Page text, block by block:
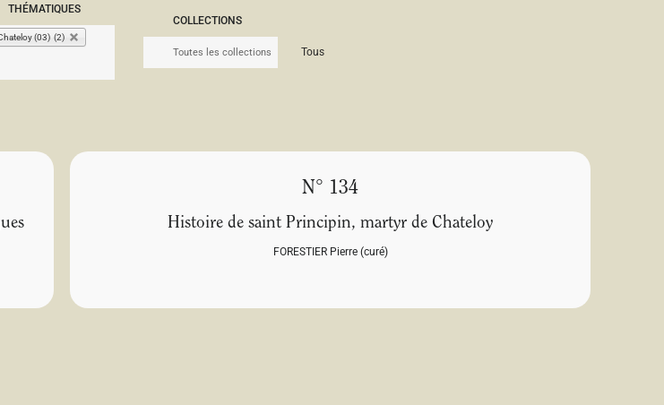
THÉMATIQUES
(03) (2)
COLLECTIONS
Tous
N° 134
Histoire de saint Principin, martyr de Chateloy
FORESTIER Pierre (curé)